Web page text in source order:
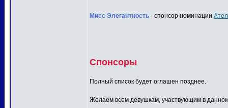
Мисс Элегантность - спонсор номинации
Спонсоры
Полный список будет оглашен позднее.
Желаем всем девушкам, участвующим в данном